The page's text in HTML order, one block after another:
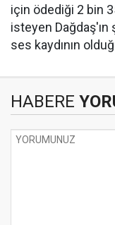
için ödediği 2 bin
isteyen Dağdaş'ın
ses kaydının
HABERE